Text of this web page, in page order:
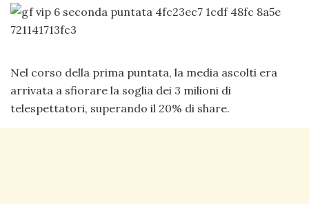
Nel corso della prima puntata, la media ascolti era
arrivata a sfiorare la soglia dei 3 milioni di
telespettatori, superando il 20% di share.